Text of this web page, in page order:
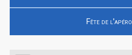
Fête de l'apéro